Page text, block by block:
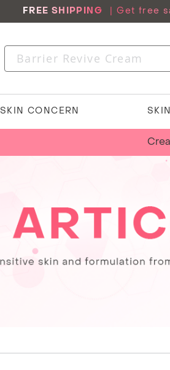
FREE SHIPPING | Get free
SKIN CONCERN